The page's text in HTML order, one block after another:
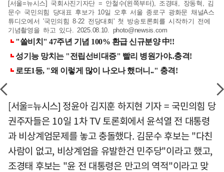
[서울=뉴시스] 국회사진기자단 = 안철수(왼쪽부터), 조경태, 장동혁, 김
문수 국민의힘 당대표 후보가 10일 오후 서울 종로구 광화문 채널A스
튜디오에서 '국민의힘 8·22 전당대회' 첫 방송토론회를 시작하기 전에
기념촬영을 하고 있다. 2025.08.10. photo@newsis.com
[서울=뉴시스] 정윤아 김지훈 하지현 기자 = 국민의힘 당
권주자들은 10일 1차 TV 토론회에서 윤석열 전 대통령
과 비상계엄문제를 놓고 충돌했다. 김문수 후보는 "다친
사람이 없고, 비상계엄을 유발한건 민주당"이라고 했고,
조경태 후보는 "윤 전 대통령은 만고의 역적"이라고 맞